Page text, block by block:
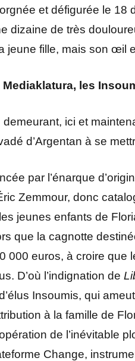
et défigurée le 18
dizaine de très
jeune fille, mais son œil
Mediaklatura, les
demeurant, ici et
d’Argentan à se
par l’énarque
Zemmour, donc
jeunes enfants de
que la cagnotte
000 euros, à croire que
D’où l’indignation de
Insoumis, qui
à la famille de
de l’inévitable
Change,